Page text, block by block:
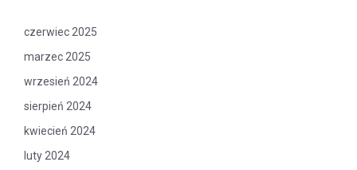
czerwiec 2025
marzec 2025
wrzesień 2024
sierpień 2024
kwiecień 2024
luty 2024